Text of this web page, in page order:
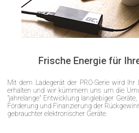
Frische Energie für
Mit dem Ladegerät der PRO-Serie wird Ihr
erhalten und wir kümmern uns um die
"jahrelange" Entwicklung langlebiger
Förderung und Finanzierung der
gebrauchter elektronischer Geräte.